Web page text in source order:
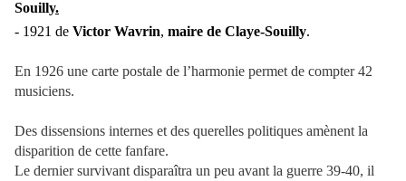
Souilly.
- 1921 de Victor Wavrin, maire de Claye-Souilly.
En 1926 une carte postale de l’harmonie permet de compter 42
musiciens.
Des dissensions internes et des querelles politiques amènent la
disparition de cette fanfare.
Le dernier survivant disparaîtra un peu avant la guerre 39-40, il